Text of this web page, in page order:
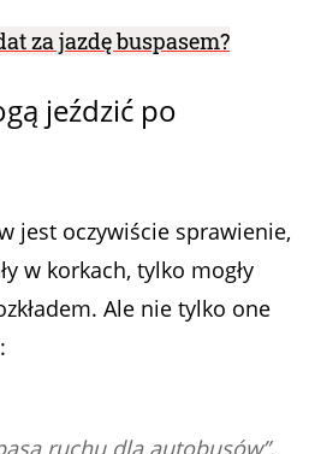
za jazdę buspasem?
jeździć po
jest oczywiście sprawienie,
w korkach, tylko mogły
Ale nie tylko one
ruchu dla autobusów”,